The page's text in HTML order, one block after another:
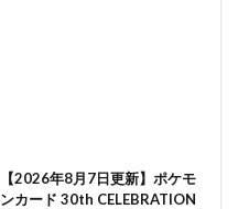
【2026年8月7日更新】ポケモ
ンカード 30th CELEBRATION